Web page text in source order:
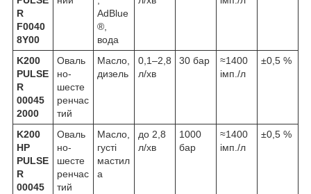
R
F0040
8Y00
AdBlue
®,
вода
K200
PULSE
R
00045
2000
Оваль
но-
шесте
ренчас
тий
Масло,
дизель
0,1–2,8
л/хв
30 бар
≈1400
імп./л
±0,5 %
K200
HP
PULSE
R
00045
Оваль
но-
шесте
ренчас
тий
Масло,
густі
мастил
а
до 2,8
л/хв
1000
бар
≈1400
імп./л
±0,5 %